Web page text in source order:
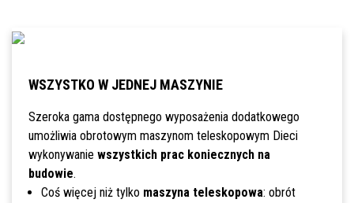
WSZYSTKO W JEDNEJ MASZYNIE
Szeroka gama dostępnego wyposażenia dodatkowego
umożliwia obrotowym maszynom teleskopowym Dieci
wykonywanie wszystkich prac koniecznych na
budowie.
Coś więcej niż tylko maszyna teleskopowa: obrót